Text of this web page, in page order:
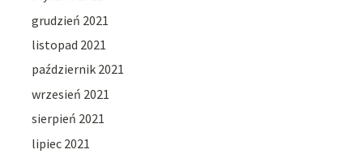
grudzień 2021
listopad 2021
październik 2021
wrzesień 2021
sierpień 2021
lipiec 2021